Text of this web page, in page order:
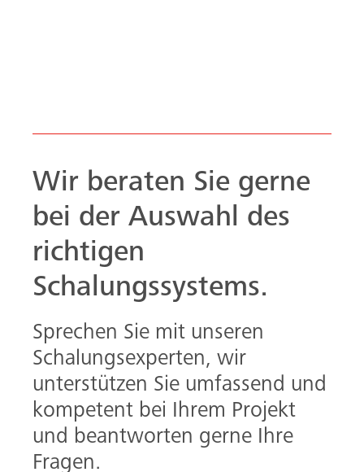
Wir beraten Sie gerne
bei der Auswahl des
richtigen
Schalungssystems.
Sprechen Sie mit unseren
Schalungsexperten, wir
unterstützen Sie umfassend und
kompetent bei Ihrem Projekt
und beantworten gerne Ihre
Fragen.